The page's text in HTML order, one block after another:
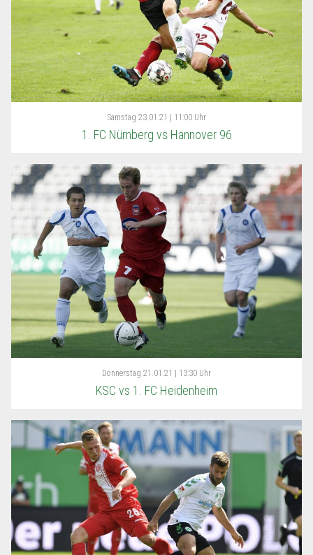
Samstag 23.01.21 | 11:00 Uhr
1. FC Nürnberg vs Hannover 96
Donnerstag 21.01.21 | 13:30 Uhr
KSC vs 1. FC Heidenheim